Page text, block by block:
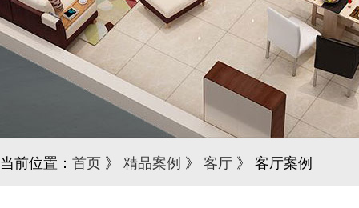
当前位置： 首页 》 精品案例 》 客厅 》 客厅案例